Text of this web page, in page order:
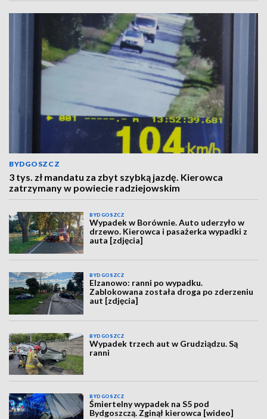
BYDGOSZCZ
3 tys. zł mandatu za zbyt szybką jazdę. Kierowca
zatrzymany w powiecie radziejowskim
BYDGOSZCZ
Wypadek w Borównie. Auto uderzyło w
drzewo. Kierowca i pasażerka wypadki z
auta [zdjęcia]
BYDGOSZCZ
Elzanowo: ranni po wypadku.
Zablokowana została droga po zderzeniu
aut [zdjęcia]
BYDGOSZCZ
Wypadek trzech aut w Grudziądzu. Są
ranni
BYDGOSZCZ
Śmiertelny wypadek na S5 pod
Bydgoszczą. Zginął kierowca [wideo]